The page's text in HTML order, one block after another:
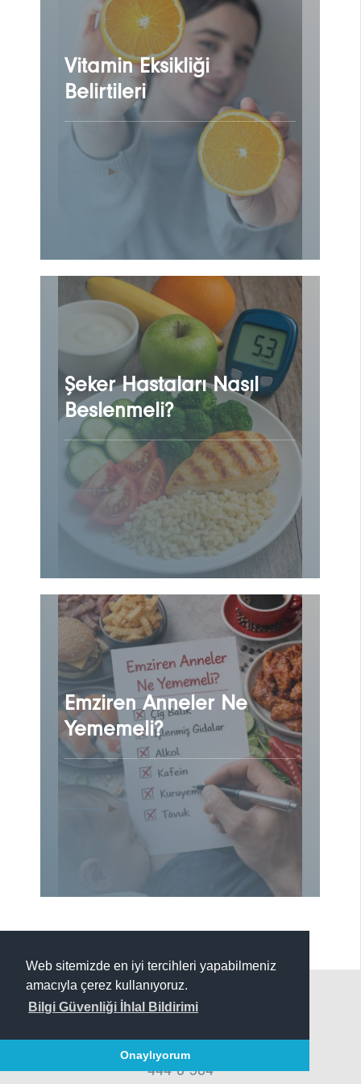
Web sitemizde en iyi tercihleri yapabilmeniz
amacıyla çerez kullanıyoruz.
Bilgi Güvenliği İhlal Bildirimi
Onaylıyorum
Vitamin Eksikliği
Belirtileri
Şeker Hastaları Nasıl
Beslenmeli?
Emziren Anneler Ne
Yememeli?
Nasıl Yardımcı
444 0 384